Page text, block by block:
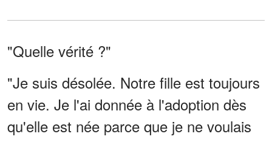
"Quelle vérité ?"
"Je suis désolée. Notre fille est toujours
en vie. Je l'ai donnée à l'adoption dès
qu'elle est née parce que je ne voulais